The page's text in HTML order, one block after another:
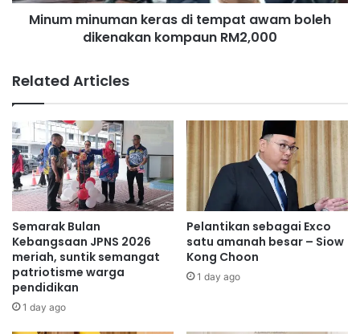
i
m
t
a
t
i
o
D
e
v
i
c
e
r
a
s
d
i
t
e
m
p
a
t
a
w
Minum minuman keras di tempat awam boleh
dikenakan kompaun RM2,000
Related Articles
Semarak Bulan
Kebangsaan JPNS 2026
meriah, suntik semangat
patriotisme warga
pendidikan
1 day ago
Pelantikan sebagai Exco
satu amanah besar – Siow
Kong Choon
1 day ago